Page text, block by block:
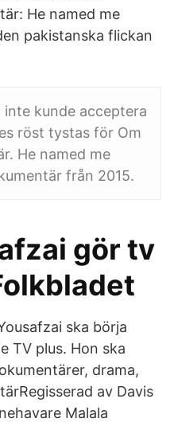
He named me
pakistanska flickan
kunde acceptera
röst tystas för Om
He named me
från 2015.
gör tv
ska börja
TV plus. Hon ska
drama,
av Davis
Malala